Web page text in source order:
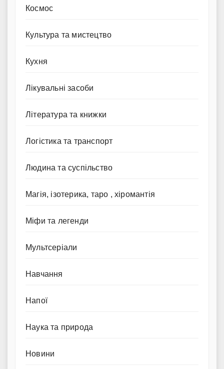
Космос
Культура та мистецтво
Кухня
Лікувальні засоби
Література та книжки
Логістика та транспорт
Людина та суспільство
Магія, ізотерика, таро , хіромантія
Міфи та легенди
Мультсеріали
Навчання
Напої
Наука та природа
Новини